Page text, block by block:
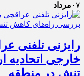
۰۷ مرداد
رایزنی تلفنی
خارجی اتحادیه
تنش در منطقه